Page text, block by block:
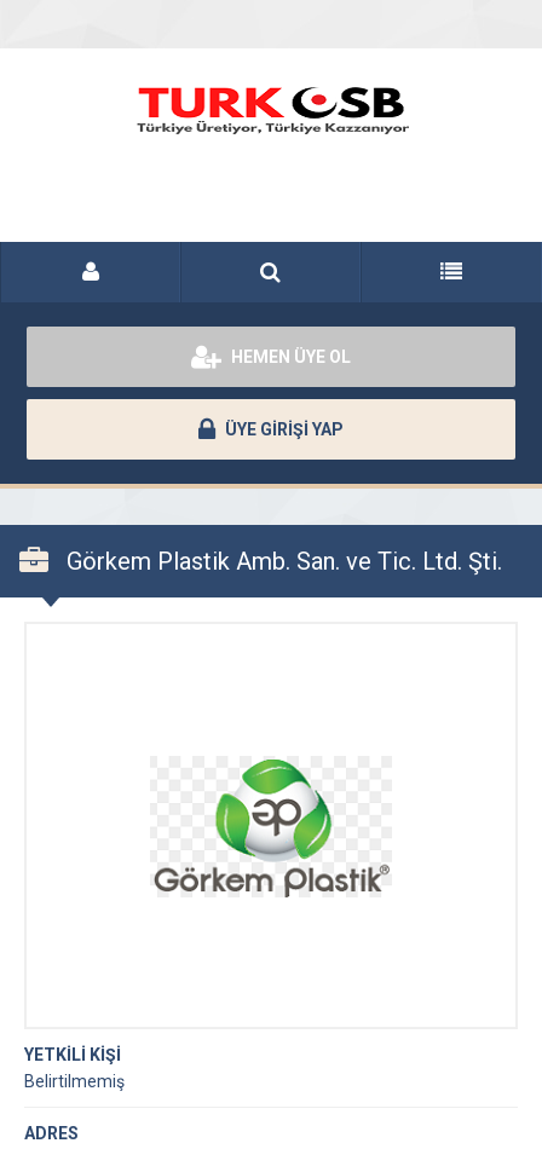
HEMEN ÜYE OL
ÜYE GİRİŞİ YAP
Görkem Plastik Amb. San. ve Tic. Ltd. Şti.
YETKİLİ KİŞİ
Belirtilmemiş
ADRES